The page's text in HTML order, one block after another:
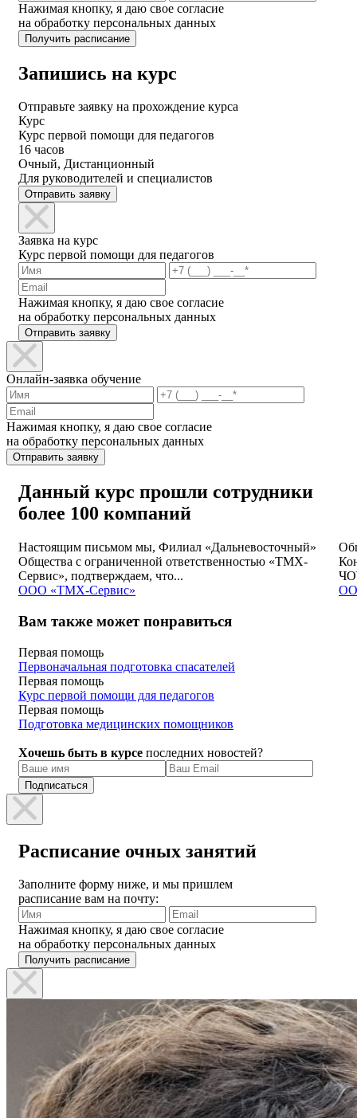
Нажимая кнопку, я даю свое согласие
на обработку персональных данных
Запишись на курс
Отправьте заявку на прохождение курса
Курс
Курс первой помощи для педагогов
16 часов
Очный, Дистанционный
Для руководителей и специалистов
Отправить заявку
Заявка на курс
Курс первой помощи для педагогов
Нажимая кнопку, я даю свое согласие
на обработку персональных данных
Отправить заявку
Онлайн-заявка обучение
Нажимая кнопку, я даю свое согласие
на обработку персональных данных
Отправить заявку
Данный курс прошли сотрудники
более 100 компаний
Настоящим письмом мы, Филиал «Дальневосточный»
Общества с ограниченной ответственностью «ТМХ-
Сервис», подтверждаем, что...
ООО «ТМХ-Сервис»
Вам также может понравиться
Первая помощь
Первоначальная подготовка спасателей
Первая помощь
Курс первой помощи для педагогов
Первая помощь
Подготовка медицинских помощников
Хочешь быть в курсе последних новостей?
Расписание очных занятий
Заполните форму ниже, и мы пришлем
расписание вам на почту:
Нажимая кнопку, я даю свое согласие
на обработку персональных данных